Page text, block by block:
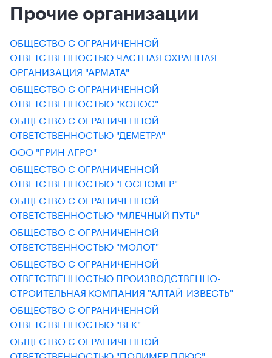
Прочие организации
ОБЩЕСТВО С ОГРАНИЧЕННОЙ
ОТВЕТСТВЕННОСТЬЮ ЧАСТНАЯ ОХРАННАЯ
ОРГАНИЗАЦИЯ "АРМАТА"
ОБЩЕСТВО С ОГРАНИЧЕННОЙ
ОТВЕТСТВЕННОСТЬЮ "КОЛОС"
ОБЩЕСТВО С ОГРАНИЧЕННОЙ
ОТВЕТСТВЕННОСТЬЮ "ДЕМЕТРА"
ООО "ГРИН АГРО"
ОБЩЕСТВО С ОГРАНИЧЕННОЙ
ОТВЕТСТВЕННОСТЬЮ "ГОСНОМЕР"
ОБЩЕСТВО С ОГРАНИЧЕННОЙ
ОТВЕТСТВЕННОСТЬЮ "МЛЕЧНЫЙ ПУТЬ"
ОБЩЕСТВО С ОГРАНИЧЕННОЙ
ОТВЕТСТВЕННОСТЬЮ "МОЛОТ"
ОБЩЕСТВО С ОГРАНИЧЕННОЙ
ОТВЕТСТВЕННОСТЬЮ ПРОИЗВОДСТВЕННО-
СТРОИТЕЛЬНАЯ КОМПАНИЯ "АЛТАЙ-ИЗВЕСТЬ"
ОБЩЕСТВО С ОГРАНИЧЕННОЙ
ОТВЕТСТВЕННОСТЬЮ "ВЕК"
ОБЩЕСТВО С ОГРАНИЧЕННОЙ
ОТВЕТСТВЕННОСТЬЮ "ПОЛИМЕР ПЛЮС"